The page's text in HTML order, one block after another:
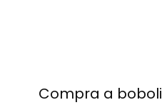
Compra a boboli